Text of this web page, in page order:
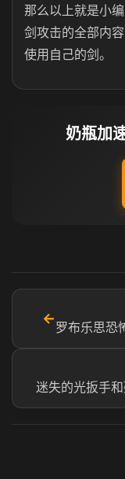
那么以上就是小
剑攻击的全部内
使用自己的剑。
奶瓶加
←
罗布乐思恐
迷失的光扳手